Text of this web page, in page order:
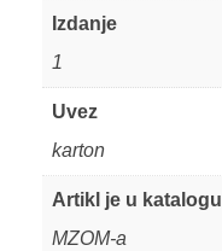
Izdanje
1
Uvez
karton
Artikl je u katalogu
MZOM-a